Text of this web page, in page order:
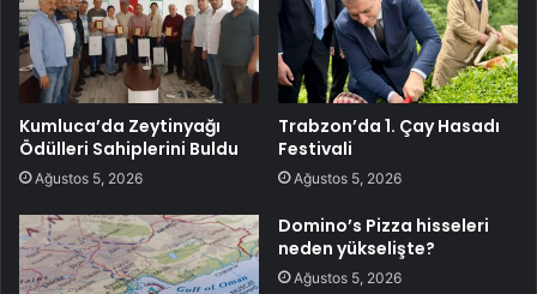
Kumluca’da Zeytinyağı
Ödülleri Sahiplerini Buldu
Ağustos 5, 2026
Trabzon’da 1. Çay Hasadı
Festivali
Ağustos 5, 2026
Domino’s Pizza hisseleri
neden yükselişte?
Ağustos 5, 2026